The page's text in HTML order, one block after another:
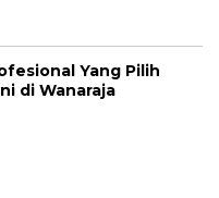
Yang Pilih
di Wanaraja